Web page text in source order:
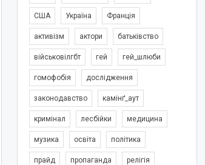
США Україна Франція
активізм актори батьківство
військовілгбт гей гей_шлюби
гомофобія дослідження
законодавство камінґ_аут
кримінал лесбійки медицина
музика освіта політика
прайд пропаганда релігія